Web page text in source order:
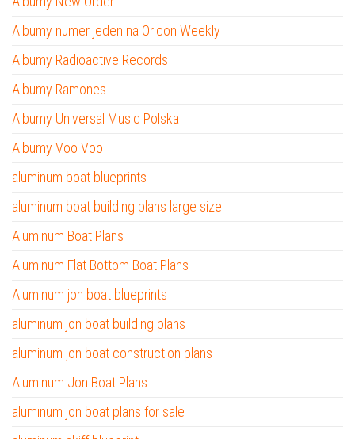
Albumy numer jeden na Oricon Weekly
Albumy Radioactive Records
Albumy Ramones
Albumy Universal Music Polska
Albumy Voo Voo
aluminum boat blueprints
aluminum boat building plans large size
Aluminum Boat Plans
Aluminum Flat Bottom Boat Plans
Aluminum jon boat blueprints
aluminum jon boat building plans
aluminum jon boat construction plans
Aluminum Jon Boat Plans
aluminum jon boat plans for sale